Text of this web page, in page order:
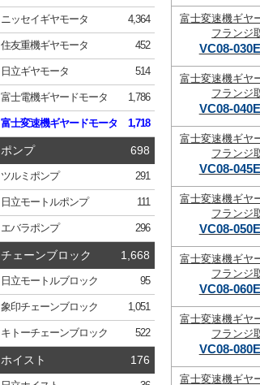
ニッセイギヤモータ 4,364
住友重機ギヤモータ 452
日立ギヤモータ 514
富士電機ギヤードモータ 1,786
富士変速機ギヤードモータ 1,718
ポンプ 698
ツルミ ポンプ 291
日立モートルポンプ 111
エバラポンプ 296
チェーンブロック 1,668
日立モートルブロック 95
象印チェーンブロック 1,051
キトーチェーンブロック 522
ホイスト 176
富士変速機ギヤ
フランジ
VC08-
富士変速機ギヤ
フランジ
VC08-
富士変速機ギヤ
フランジ
VC08-
富士変速機ギヤ
フランジ
VC08-
富士変速機ギヤ
フランジ
VC08-
富士変速機ギヤ
フランジ
VC08-
富士変速機ギヤ